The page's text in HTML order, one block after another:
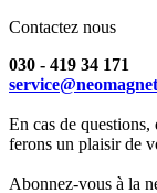
Contactez nous
030 - 419 34 171
En cas de
ferons un plaisir de
Abonnez-vous à la